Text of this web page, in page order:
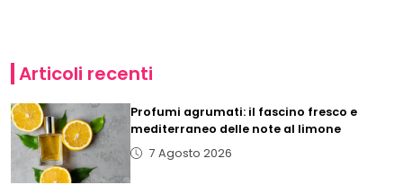
Articoli recenti
Profumi agrumati: il fascino fresco e
mediterraneo delle note al limone
7 Agosto 2026